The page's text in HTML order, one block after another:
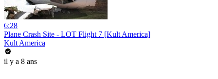
6:28
Plane Crash Site - LOT Flight 7 [Kult America]
Kult America
il y a 8 ans